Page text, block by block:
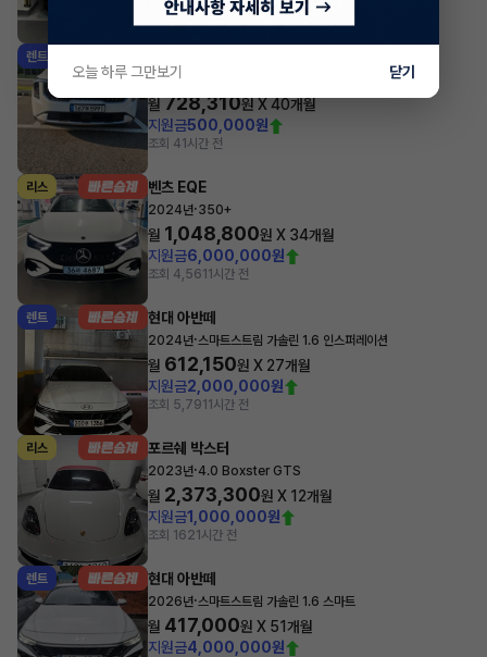
조회 7571시간 전
렌트
2025년
월 728,310원 X 40개월
지원금500,000원
조회 41시간 전
리스 벤츠 EQE
2024년·350+
월 1,048,800원 X 34개월
지원금6,000,000원
조회 4,561 1시간 전
렌트 현대 아반떼
2024년·스마트스트림 가솔린 1.6 인스퍼레이션
월 612,150원 X 27개월
지원금2,000,000원
조회 5,791 1시간 전
리스 포르쉐 박스터
2023년·4.0 Boxster GTS
월 2,373,300원 X 12개월
지원금1,000,000원
조회 1621시간 전
렌트 현대 아반떼
2026년·스마트스트림 가솔린 1.6 스마트
월 417,000원 X 51개월
지원금4,000,000원
오늘 하루 그만보기 닫기